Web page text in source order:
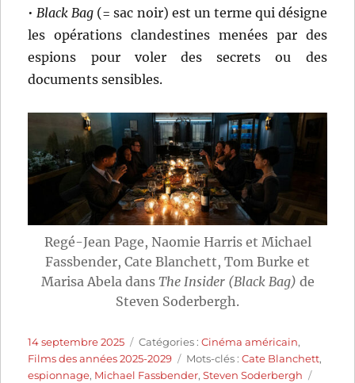
•Black Bag (= sac noir) est un terme qui désigne
les opérations clandestines menées par des
espions pour voler des secrets ou des
documents sensibles.
Regé-Jean Page, Naomie Harris et Michael
Fassbender, Cate Blanchett, Tom Burke et
Marisa Abela dans The Insider (Black Bag) de
Steven Soderbergh.
Publié
le
14 septembre 2025 Catégories
Catégories :Cinéma américain,
Films des années 2025-2029
Étiquettes
Mots-clés :Cate Blanchett,
espionnage, Michael Fassbender,Steven Soderbergh